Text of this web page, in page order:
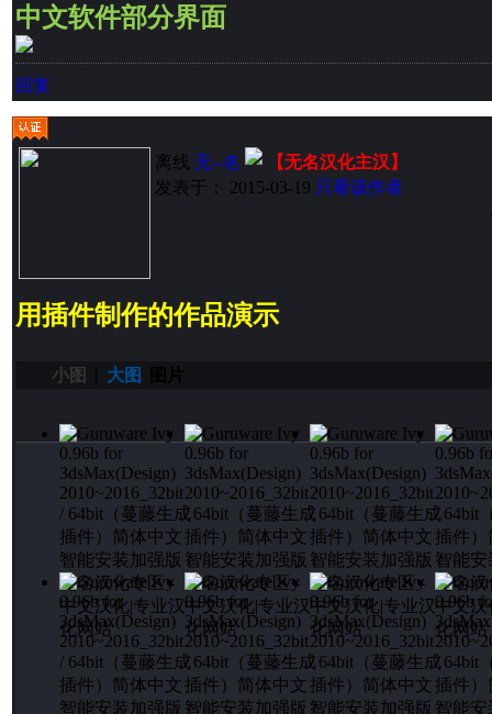
中文软件部分界面
回复
离线 无--名
【无名汉化主汉】
发表于： 2015-03-19 只看该作者
用插件制作的作品演示
小图 大图